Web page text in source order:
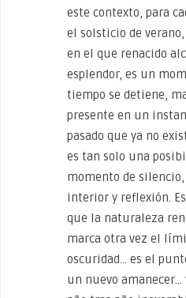
este contexto, para
el solsticio de
en el que renacido
esplendor, es un
tiempo se detiene,
presente en un
pasado que ya no
es tan solo una
momento de
interior y reflexión.
que la naturaleza
marca otra vez el
oscuridad… es el
un nuevo amanecer…